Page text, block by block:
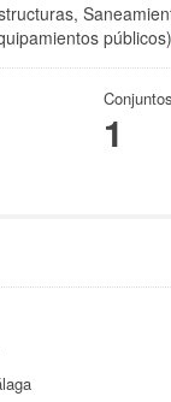
públicos)
1